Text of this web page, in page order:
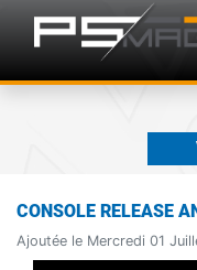
CONSOLE RELEASE
Ajoutée le Mercredi 01